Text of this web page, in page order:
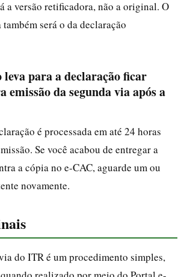
a versão retificadora, não a original. O
será o da declaração
para a declaração ficar
emissão da segunda via após a
é processada em até 24 horas
Se você acabou de entregar a
a cópia no e-CAC, aguarde um ou
novamente.
do ITR é um procedimento simples,